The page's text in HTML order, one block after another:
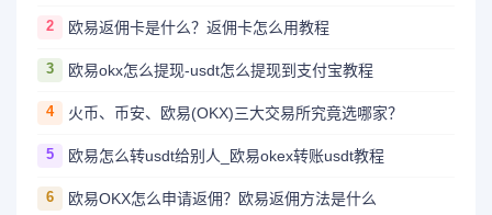
2 欧易返佣卡是什么？返佣卡怎么用教程
3 欧易okx怎么提现-usdt怎么提现到支付宝教程
4 火币、币安、欧易(OKX)三大交易所究竟选哪家？
5 欧易怎么转usdt给别人_欧易okex转账usdt教程
6 欧易OKX怎么申请返佣？欧易返佣方法是什么